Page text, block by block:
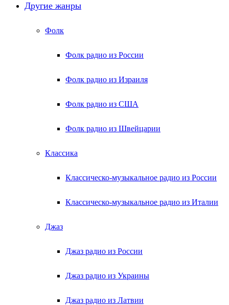
Другие жанры
Фолк
Фолк радио из России
Фолк радио из Израиля
Фолк радио из США
Фолк радио из Швейцарии
Классика
Классическо-музыкальное радио из России
Классическо-музыкальное радио из Италии
Джаз
Джаз радио из России
Джаз радио из Украины
Джаз радио из Латвии